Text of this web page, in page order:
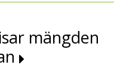
mängden